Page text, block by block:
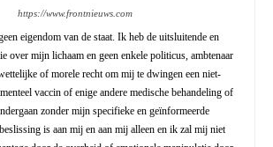
https://www.frontnieuws.com
eigendom van de staat. Ik heb de uitsluitende en
over mijn lichaam en geen enkele politicus, ambtenaar
of morele recht om mij te dwingen een niet-
vaccin of enige andere medische behandeling of
zonder mijn specifieke en geïnformeerde
is aan mij en aan mij alleen en ik zal mij niet